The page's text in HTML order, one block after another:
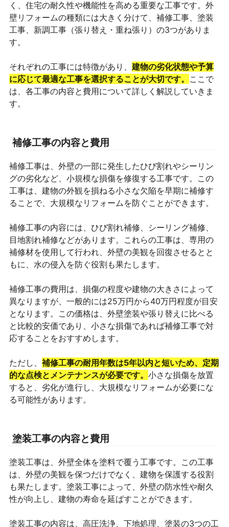
く、住宅の耐久性や機能性を高める重要な工事です。外
壁リフォームの種類には大きく分けて、補修工事、塗装
工事、新調工事（張り替え・重ね張り）の3つがありま
す。
それぞれの工事には特徴があり、 建物の劣化状態や予算
に応じて最適な工事を選択することが大切です。 ここで
は、各工事の内容と費用について詳しく解説していきま
す。
補修工事の内容と費用
補修工事は、外壁の一部に発生したひび割れやシーリン
グの劣化など、小規模な損傷を修復する工事です。この
工事は、建物の外観を損ねる小さな欠陥を早期に補修す
ることで、大規模なリフォームを防ぐことができます。
補修工事の内容には、ひび割れ補修、シーリング補修、
目地割れ補修などがあります。これらの工事は、専用の
補修材を使用して行われ、外壁の美観を回復させるとと
もに、水の侵入を防ぐ役割も果たします。
補修工事の費用は、損傷の程度や建物の大きさによって
異なりますが、一般的には25万円から40万円程度が目安
となります。この価格は、外壁塗装や張り替えに比べる
と比較的安価であり、小さな損傷であれば補修工事で対
応することをおすすめします。
ただし、 補修工事の耐用年数は5年以内と短いため、定期
的な点検とメンテナンスが必要です。 小さな損傷を放置
すると、劣化が進行し、大規模なリフォームが必要にな
る可能性があります。
塗装工事の内容と費用
塗装工事は、外壁全体を塗料で覆う工事です。この工事
は、外壁の美観を保つだけでなく、建物を保護する役割
も果たします。塗装工事によって、外壁の防水性や耐久
性が向上し、建物の寿命を延ばすことができます。
塗装工事の内容は、高圧洗浄、下地処理、塗装の3つの工